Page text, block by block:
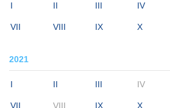
I II III IV
VII VIII IX X
2021
I II III IV
VII VIII IX X